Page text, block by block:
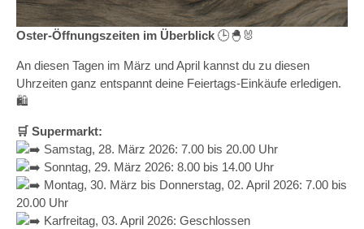
Oster-Öffnungszeiten im Überblick 🕒🐣🐰
An diesen Tagen im März und April kannst du zu diesen
Uhrzeiten ganz entspannt deine Feiertags-Einkäufe erledigen.
🛍️
🛒 Supermarkt:
Samstag, 28. März 2026: 7.00 bis 20.00 Uhr
Sonntag, 29. März 2026: 8.00 bis 14.00 Uhr
Montag, 30. März bis Donnerstag, 02. April 2026: 7.00 bis
20.00 Uhr
Karfreitag, 03. April 2026: Geschlossen